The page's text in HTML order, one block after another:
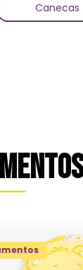
Canecas